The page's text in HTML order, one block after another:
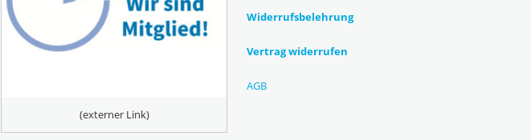
(externer Link)
Widerrufsbelehrung
Vertrag widerrufen
AGB